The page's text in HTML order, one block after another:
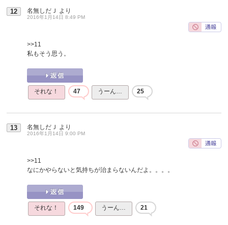
12 名無しだＪ より
2016年1月14日 8:49 PM
>>11
私もそう思う。
それな！ 47 うーん… 25
13 名無しだＪ より
2016年1月14日 9:00 PM
>>11
なにかやらないと気持ちが治まらないんだよ。。。。
それな！ 149 うーん… 21